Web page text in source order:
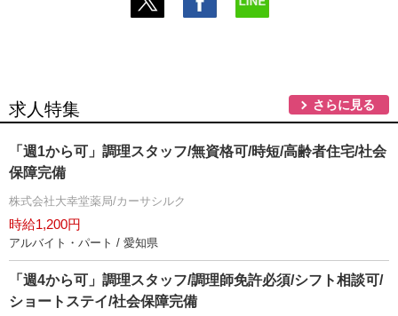
求人特集 さらに見る
「週1から可」調理スタッフ/無資格可/時短/高齢者住宅/社会
保障完備
株式会社大幸堂薬局/カーサシルク
時給1,200円
アルバイト・パート / 愛知県
「週4から可」調理スタッフ/調理師免許必須/シフト相談可/
ショートステイ/社会保障完備